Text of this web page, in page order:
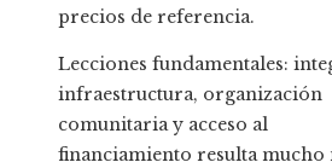
precios de referencia.
Lecciones fundamentales:
infraestructura, organización
comunitaria y acceso al
financiamiento resulta mucho